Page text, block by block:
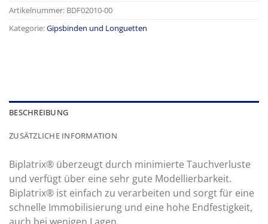
Artikelnummer: BDF02010-00
Kategorie:Gipsbinden und Longuetten
BESCHREIBUNG
ZUSÄTZLICHE INFORMATION
Biplatrix® überzeugt durch minimierte Tauchverluste
und verfügt über eine sehr gute Modellierbarkeit.
Biplatrix® ist einfach zu verarbeiten und sorgt für eine
schnelle Immobilisierung und eine hohe Endfestigkeit,